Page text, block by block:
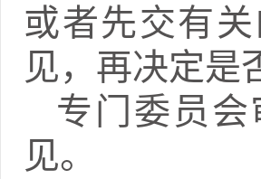
或者先交有
见，再决定是
专门委员
见。